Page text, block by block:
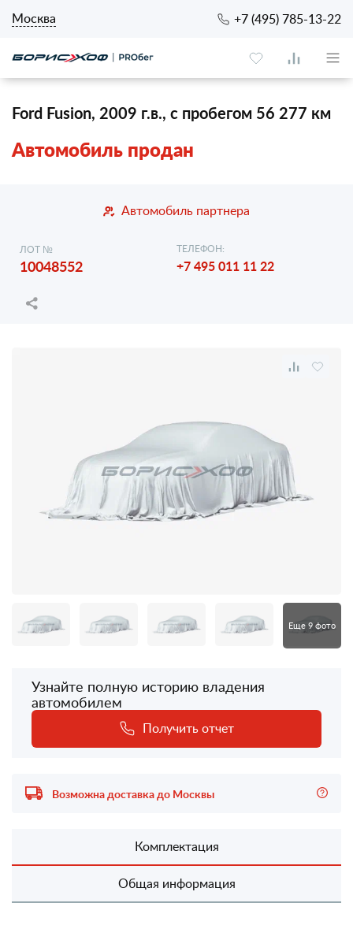
Москва +7 (495) 785-13-22
Ford Fusion, 2009 г.в., с пробегом 56 277 км
Автомобиль продан
Автомобиль партнера
ЛОТ №
10048552
ТЕЛЕФОН:
+7 495 011 11 22
Еще 9 фото
Узнайте полную историю владения
автомобилем
Получить отчет
Возможна доставка до Москвы
Комплектация
Общая информация